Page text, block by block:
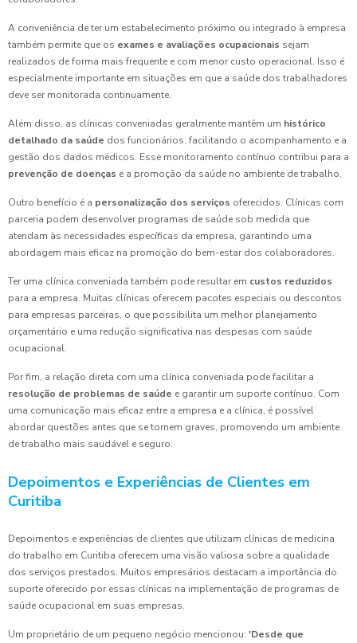
A conveniência de ter um estabelecimento próximo ou integrado à empresa
também permite que os exames e avaliações ocupacionais sejam
realizados de forma mais frequente e com menor custo operacional. Isso é
especialmente importante em situações em que a saúde dos trabalhadores
deve ser monitorada continuamente.
Além disso, as clínicas conveniadas geralmente mantêm um histórico
detalhado da saúde dos funcionários, facilitando o acompanhamento e a
gestão dos dados médicos. Esse monitoramento contínuo contribui para a
prevenção de doenças e a promoção da saúde no ambiente de trabalho.
Outro benefício é a personalização dos serviços oferecidos. Clínicas com
parceria podem desenvolver programas de saúde sob medida que
atendam às necessidades específicas da empresa, garantindo uma
abordagem mais eficaz na promoção do bem-estar dos colaboradores.
Ter uma clínica conveniada também pode resultar em custos reduzidos
para a empresa. Muitas clínicas oferecem pacotes especiais ou descontos
para empresas parceiras, o que possibilita um melhor planejamento
orçamentário e uma redução significativa nas despesas com saúde
ocupacional.
Por fim, a relação direta com uma clínica conveniada pode facilitar a
resolução de problemas de saúde e garantir um suporte contínuo. Com
uma comunicação mais eficaz entre a empresa e a clínica, é possível
abordar questões antes que se tornem graves, promovendo um ambiente
de trabalho mais saudável e seguro.
Depoimentos e Experiências de Clientes em
Curitiba
Depoimentos e experiências de clientes que utilizam clínicas de medicina
do trabalho em Curitiba oferecem uma visão valiosa sobre a qualidade
dos serviços prestados. Muitos empresários destacam a importância do
suporte oferecido por essas clínicas na implementação de programas de
saúde ocupacional em suas empresas.
Um proprietário de um pequeno negócio mencionou: 'Desde que